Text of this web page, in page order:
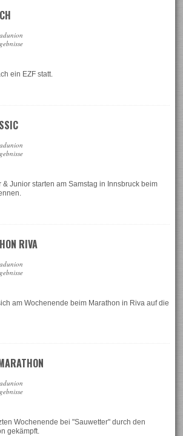
ein EZF statt.
Junior starten am Samstag in Innsbruck beim
RIVA
am Wochenende beim Marathon in Riva auf die
Wochenende bei "Sauwetter" durch den
gekämpft.